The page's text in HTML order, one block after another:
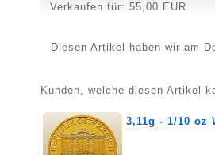
Verkaufen für: 55,00 EUR
Diesen Artikel haben wir am
Kunden, welche diesen Artikel
3,11g - 1/10 oz